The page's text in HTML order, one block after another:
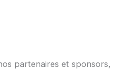
partenaires et sponsors,